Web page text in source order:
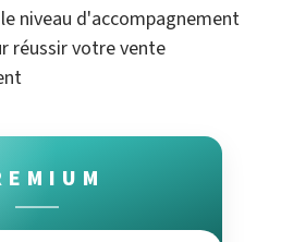
niveau d'accompagnement
réussir votre vente